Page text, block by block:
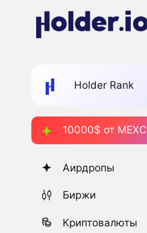
Holder Rank
10000$ от MEXC
Аирдропы
Биржи
Криптовалюты